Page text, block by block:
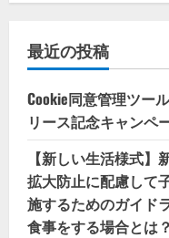
最近の投稿
Cookie同意管理ツー
リース記念キャンペ
【新しい生活様式
拡大防止に配慮して
施するためのガイド
食事をする場合とは？